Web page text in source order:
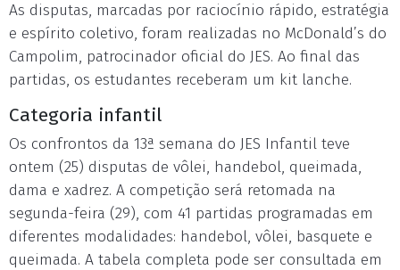
As disputas, marcadas por raciocínio rápido, estratégia
e espírito coletivo, foram realizadas no McDonald’s do
Campolim, patrocinador oficial do JES. Ao final das
partidas, os estudantes receberam um kit lanche.
Categoria infantil
Os confrontos da 13ª semana do JES Infantil teve
ontem (25) disputas de vôlei, handebol, queimada,
dama e xadrez. A competição será retomada na
segunda-feira (29), com 41 partidas programadas em
diferentes modalidades: handebol, vôlei, basquete e
queimada. A tabela completa pode ser consultada em